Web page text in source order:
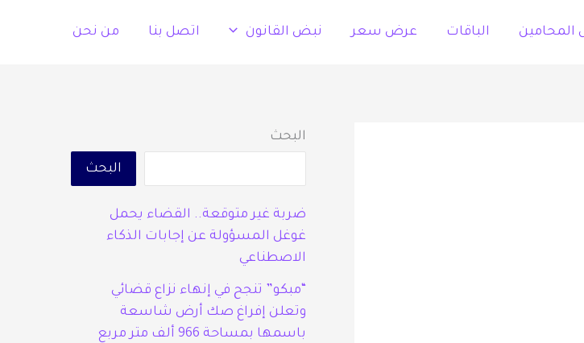
المحامين الباقات عرض سعر نبض القانون اتصل بنا من نحن
البحث
البحث
ضربة غير متوقعة.. القضاء يحمل
غوغل المسؤولة عن إجابات الذكاء
الاصطناعي
“مبكو” تنجح في إنهاء نزاع قضائي
وتعلن إفراغ صك أرض شاسعة
باسمها بمساحة 966 ألف متر مربع